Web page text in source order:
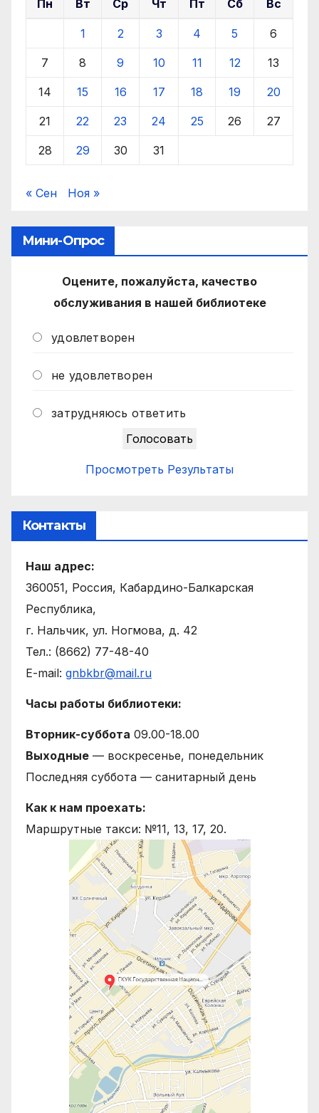
Пн Вт Ср Чт Пт Сб Вс
1 2 3 4 5 6
7 8 9 10 11 12 13
14 15 16 17 18 19 20
21 22 23 24 25 26 27
28 29 30 31
« Сен Ноя »
Мини-Опрос
Оцените, пожалуйста, качество
обслуживания в нашей библиотеке
удовлетворен
не удовлетворен
затрудняюсь ответить
Просмотреть Результаты
Контакты
Наш адрес:
360051, Россия, Кабардино-Балкарская
Республика,
г. Нальчик, ул. Ногмова, д. 42
Тел.: (8662) 77-48-40
E-mail: gnbkbr@mail.ru
Часы работы библиотеки:
Вторник-суббота 09.00-18.00
Выходные — воскресенье, понедельник
Последняя суббота — санитарный день
Как к нам проехать:
Маршрутные такси: №11, 13, 17, 20.